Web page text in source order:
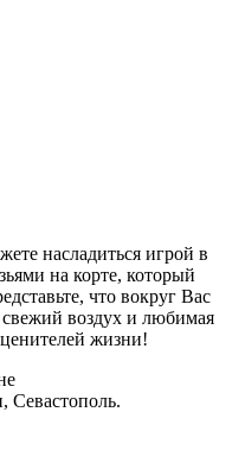
насладиться игрой в
на корте, который
что вокруг Вас
воздух и любимая
жизни!
Севастополь.